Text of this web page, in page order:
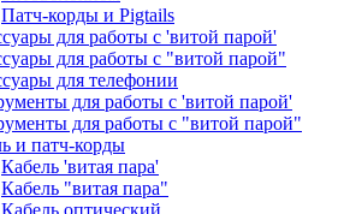
Патч-корды и Pigtails
для работы с 'витой парой'
для работы с "витой парой"
для телефонии
для работы с 'витой парой'
для работы с "витой парой"
и патч-корды
Кабель 'витая пара'
Кабель "витая пара"
Кабель оптический